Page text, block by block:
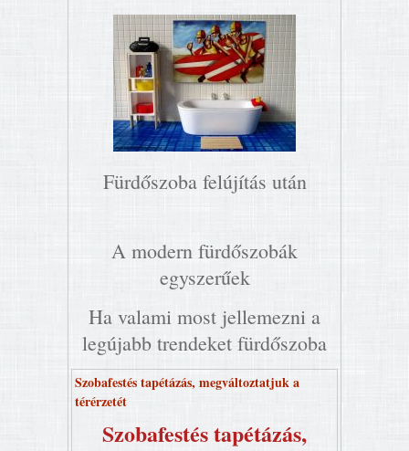
Fürdőszoba felújítás után
A modern fürdőszobák
egyszerűek
Ha valami most jellemezni a
legújabb trendeket fürdőszoba
Szobafestés tapétázás, megváltoztatjuk a
térérzetét
Szobafestés tapétázás,